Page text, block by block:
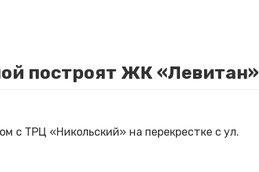
построят ЖК «Левитан»
с ТРЦ «Никольский» на перекрестке с ул.